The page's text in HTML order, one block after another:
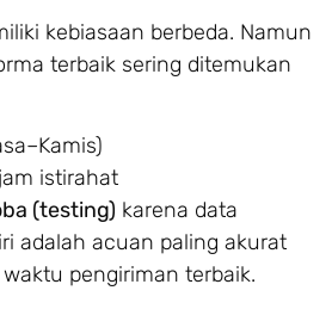
kebiasaan berbeda. Namun
terbaik sering ditemukan
istirahat
(testing) karena data
adalah acuan paling akurat
pengiriman terbaik.